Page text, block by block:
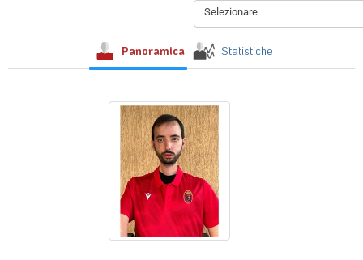
Selezionare
Panoramica Statistiche